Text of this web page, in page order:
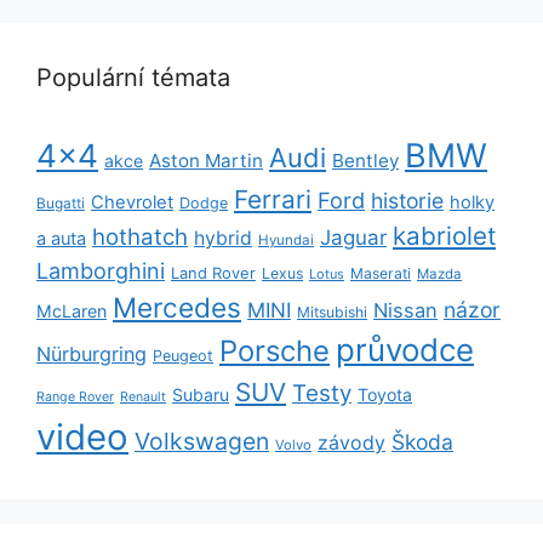
Populární témata
4x4 akce Aston Martin Audi Bentley BMW
Bugatti Chevrolet Dodge Ferrari Ford historie holky
a auta hothatch hybrid Hyundai Jaguar kabriolet
Lamborghini Land Rover Lexus Lotus Maserati Mazda
McLaren Mercedes MINI Mitsubishi Nissan názor
Nürburgring Peugeot Porsche průvodce
Range Rover Renault Subaru SUV Testy Toyota
video Volkswagen Volvo závody Škoda